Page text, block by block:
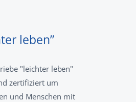
leben”
"leichter leben"
zertifiziert um
und Menschen mit